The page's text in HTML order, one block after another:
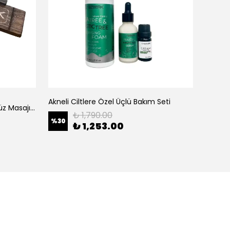
925 Ayar Mini Gümüş Kaşık ( Yüz Masajı ve Cilde Krem Uygulaması )
Akneli Ciltlere Özel Üçlü Bakım Seti
%30 ₺ 1,790.00
₺ 1,253.00